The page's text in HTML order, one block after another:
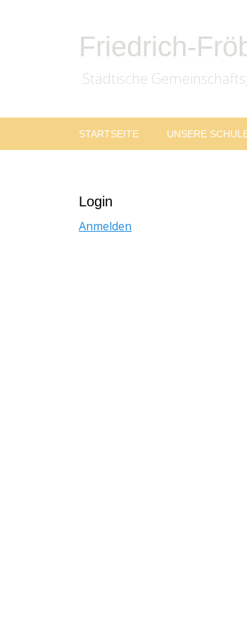
Friedrich-
Städtische
Primäres
Menü
Inhalt
STARTSEITE UNSERE
Login
Anmelden